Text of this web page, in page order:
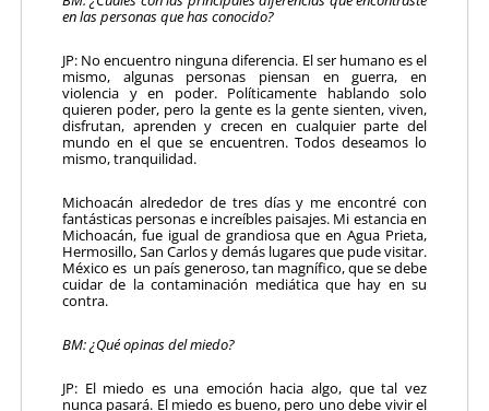
en las personas que has conocido?
JP: No encuentro ninguna diferencia. El ser humano es el
mismo, algunas personas piensan en guerra, en
violencia y en poder. Políticamente hablando solo
quieren poder, pero la gente es la gente sienten, viven,
disfrutan, aprenden y crecen en cualquier parte del
mundo en el que se encuentren. Todos deseamos lo
mismo, tranquilidad.
Michoacán alrededor de tres días y me encontré con
fantásticas personas e increíbles paisajes. Mi estancia en
Michoacán, fue igual de grandiosa que en Agua Prieta,
Hermosillo, San Carlos y demás lugares que pude visitar.
México es un país generoso, tan magnífico, que se debe
cuidar de la contaminación mediática que hay en su
contra.
BM: ¿Qué opinas del miedo?
JP: El miedo es una emoción hacia algo, que tal vez
nunca pasará. El miedo es bueno, pero uno debe vivir el